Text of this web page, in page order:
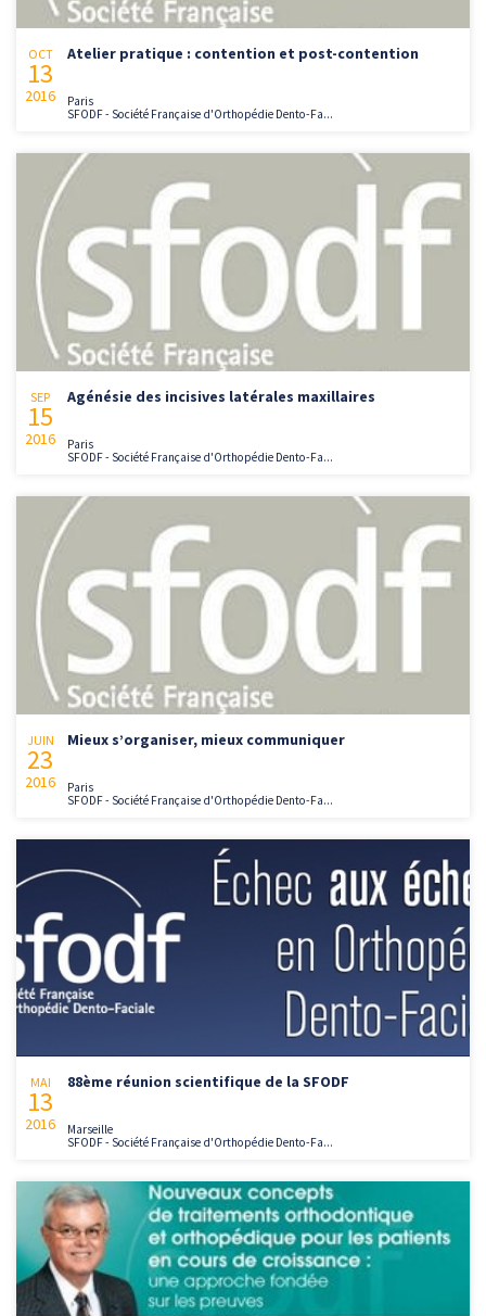
OCT
13
2016
Atelier pratique : contention et post-contention
Paris
SFODF - Société Française d'Orthopédie Dento-Fa...
SEP
15
2016
Agénésie des incisives latérales maxillaires
Paris
SFODF - Société Française d'Orthopédie Dento-Fa...
JUIN
23
2016
Mieux s’organiser, mieux communiquer
Paris
SFODF - Société Française d'Orthopédie Dento-Fa...
MAI
13
2016
88ème réunion scientifique de la SFODF
Marseille
SFODF - Société Française d'Orthopédie Dento-Fa...